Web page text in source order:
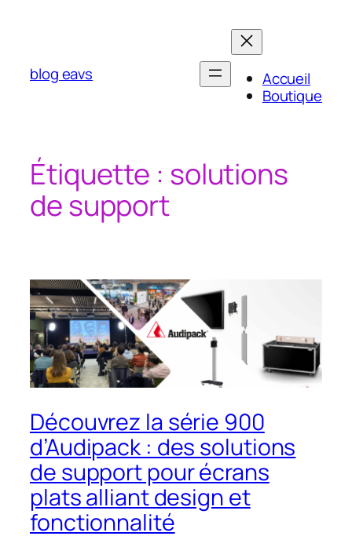
blog eavs
Accueil
Boutique
Étiquette : solutions
de support
Découvrez la série 900
d’Audipack : des solutions
de support pour écrans
plats alliant design et
fonctionnalité